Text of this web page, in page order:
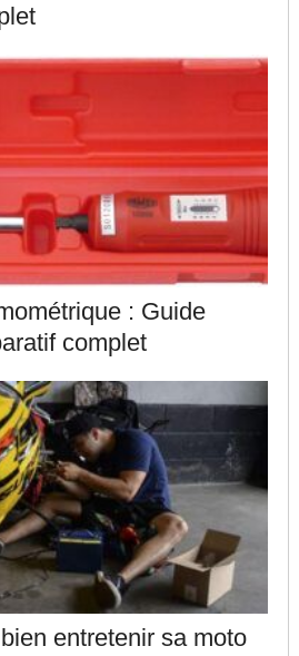
: Guide
complet
entretenir sa moto